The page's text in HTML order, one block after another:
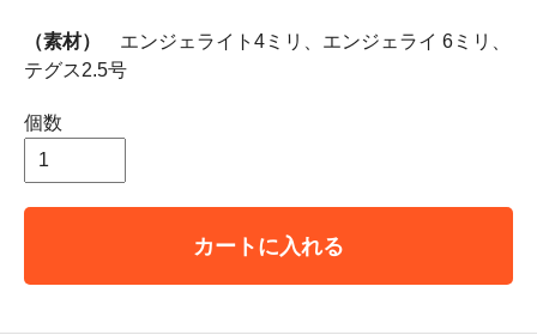
（素材）
エンジェライト4ミリ、エンジェライ 6ミリ、
テグス2.5号
個数
カートに入れる